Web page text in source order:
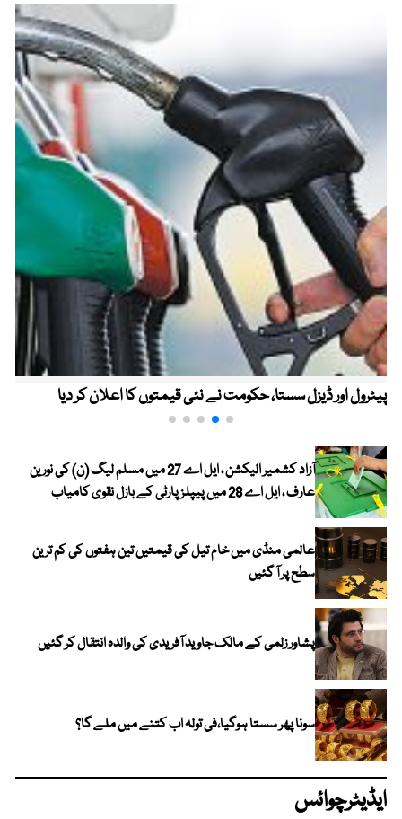
پیٹرول اور ڈیزل سستا، حکومت نے نئی قیمتوں کا اعلان کر دیا
آزاد کشمیر الیکشن ، ایل اے 27 میں مسلم لیگ (ن) کی نورین
عارف ، ایل اے 28 میں پیپلز پارٹی کے بازل نقوی کامیاب
عالمی منڈی میں خام تیل کی قیمتیں تین ہفتوں کی کم ترین
سطح پر آ گئیں
پشاور زلمی کے مالک جاوید آفریدی کی والدہ انتقال کر گئیں
سونا پھر سستا ہوگیا،فی تولہ اب کتنے میں ملے گا؟
ایڈیٹرچوائس